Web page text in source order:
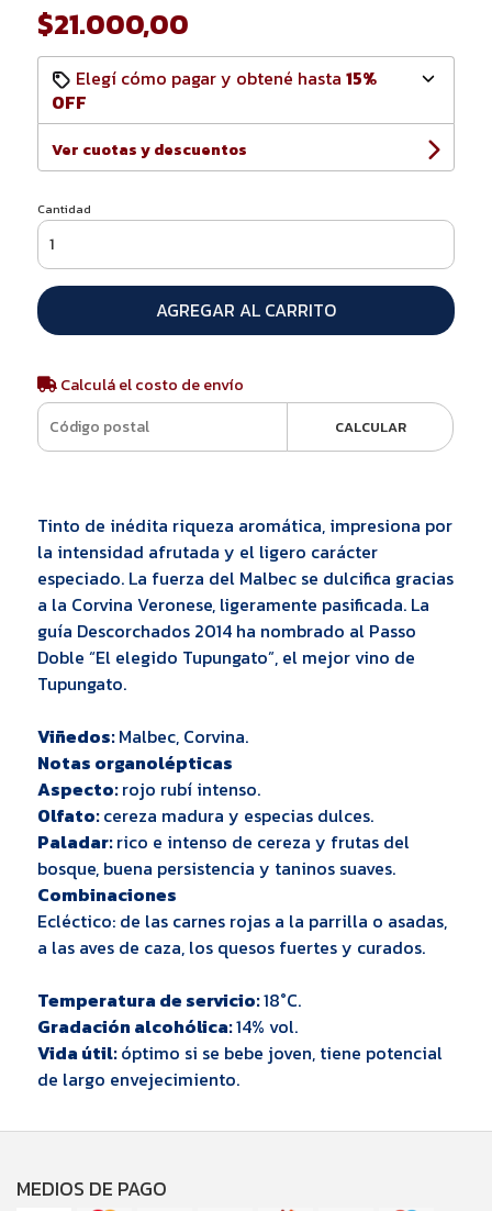
$21.000,00
Elegí cómo pagar y obtené hasta 15%
OFF
Ver cuotas y descuentos
Cantidad
AGREGAR AL CARRITO
Calculá el costo de envío
CALCULAR
Tinto de inédita riqueza aromática, impresiona por
la intensidad afrutada y el ligero carácter
especiado. La fuerza del Malbec se dulcifica gracias
a la Corvina Veronese, ligeramente pasificada. La
guía Descorchados 2014 ha nombrado al Passo
Doble “El elegido Tupungato”, el mejor vino de
Tupungato.
Viñedos:Malbec, Corvina.
Notas organolépticas
Aspecto:rojo rubí intenso.
Olfato:cereza madura y especias dulces.
Paladar:rico e intenso de cereza y frutas del
bosque, buena persistencia y taninos suaves.
Combinaciones
Ecléctico: de las carnes rojas a la parrilla o asadas,
a las aves de caza, los quesos fuertes y curados.
Temperatura de servicio:18°C.
Gradación alcohólica:14% vol.
Vida útil:óptimo si se bebe joven, tiene potencial
de largo envejecimiento.
MEDIOS DE PAGO